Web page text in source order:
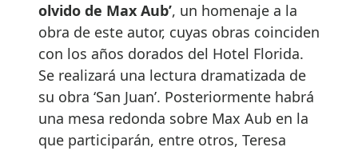
olvido de Max Aub’, un homenaje a la
obra de este autor, cuyas obras coinciden
con los años dorados del Hotel Florida.
Se realizará una lectura dramatizada de
su obra ‘San Juan’. Posteriormente habrá
una mesa redonda sobre Max Aub en la
que participarán, entre otros, Teresa